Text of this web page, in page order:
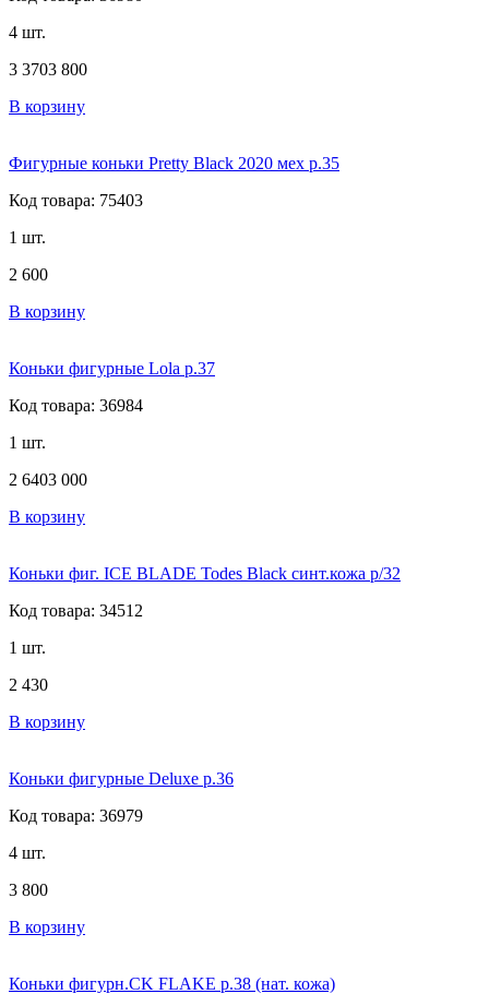
4 шт.
3 3703 800
В корзину
Фигурные коньки Pretty Black 2020 мех р.35
Код товара: 75403
1 шт.
2 600
В корзину
Коньки фигурные Lola р.37
Код товара: 36984
1 шт.
2 6403 000
В корзину
Коньки фиг. ICE BLADE Todes Black синт.кожа р/32
Код товара: 34512
1 шт.
2 430
В корзину
Коньки фигурные Deluxe р.36
Код товара: 36979
4 шт.
3 800
В корзину
Коньки фигурн.CK FLAKE р.38 (нат. кожа)